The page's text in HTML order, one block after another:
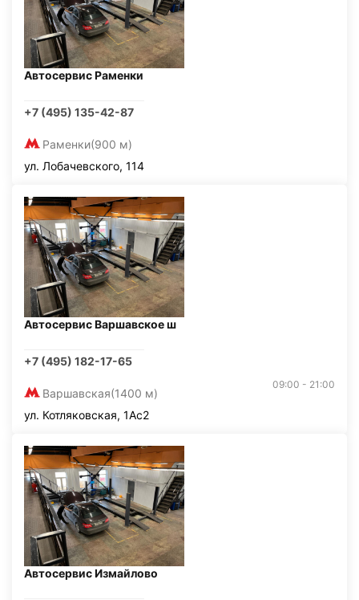
Автосервис Раменки
+7 (495) 135-42-87
Раменки(900 м)
ул. Лобачевского, 114
Автосервис Варшавское ш
+7 (495) 182-17-65
Варшавская(1400 м)
09:00 - 21:00
ул. Котляковская, 1Ас2
Автосервис Измайлово